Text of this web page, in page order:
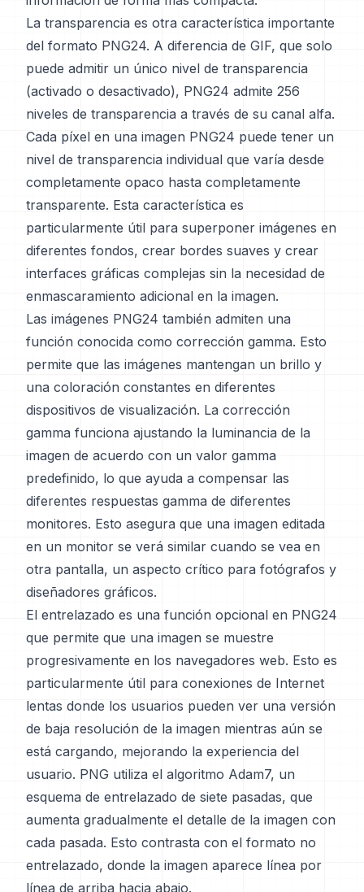
La transparencia es otra característica importante
del formato PNG24. A diferencia de GIF, que solo
puede admitir un único nivel de transparencia
(activado o desactivado), PNG24 admite 256
niveles de transparencia a través de su canal alfa.
Cada píxel en una imagen PNG24 puede tener un
nivel de transparencia individual que varía desde
completamente opaco hasta completamente
transparente. Esta característica es
particularmente útil para superponer imágenes en
diferentes fondos, crear bordes suaves y crear
interfaces gráficas complejas sin la necesidad de
enmascaramiento adicional en la imagen.
Las imágenes PNG24 también admiten una
función conocida como corrección gamma. Esto
permite que las imágenes mantengan un brillo y
una coloración constantes en diferentes
dispositivos de visualización. La corrección
gamma funciona ajustando la luminancia de la
imagen de acuerdo con un valor gamma
predefinido, lo que ayuda a compensar las
diferentes respuestas gamma de diferentes
monitores. Esto asegura que una imagen editada
en un monitor se verá similar cuando se vea en
otra pantalla, un aspecto crítico para fotógrafos y
diseñadores gráficos.
El entrelazado es una función opcional en PNG24
que permite que una imagen se muestre
progresivamente en los navegadores web. Esto es
particularmente útil para conexiones de Internet
lentas donde los usuarios pueden ver una versión
de baja resolución de la imagen mientras aún se
está cargando, mejorando la experiencia del
usuario. PNG utiliza el algoritmo Adam7, un
esquema de entrelazado de siete pasadas, que
aumenta gradualmente el detalle de la imagen con
cada pasada. Esto contrasta con el formato no
entrelazado, donde la imagen aparece línea por
línea de arriba hacia abajo.